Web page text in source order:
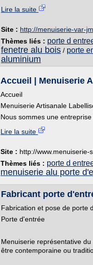
Lire la suite
Site : http://menuiserie-var-
Thèmes liés : porte d
fenetre alu bois / porte
aluminium
Accueil | Menuiserie
Accueil
Menuiserie Artisanale
Nous sommes une
Lire la suite
Site : http://www.menuiserie-
Thèmes liés : porte d
menuiserie alu porte
Fabricant porte
Fabrication et pose de porte
Porte d'entrée
Menuiserie représentative
être contemporaine ou